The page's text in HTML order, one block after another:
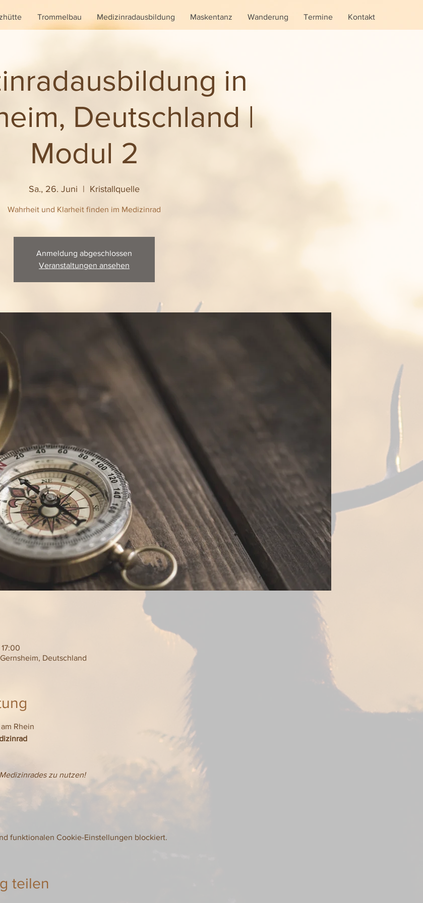
Trommelbau Medizinradausbildung Maskentanz Wanderung Termine Kontakt
in
Deutschland |
Modul 2
Sa., 26. Juni
  |
Kristallquelle
Anmeldung abgeschlossen
Veranstaltungen ansehen
Deutschland
Rhein
zu nutzen!
funktionalen Cookie-Einstellungen blockiert.
teilen